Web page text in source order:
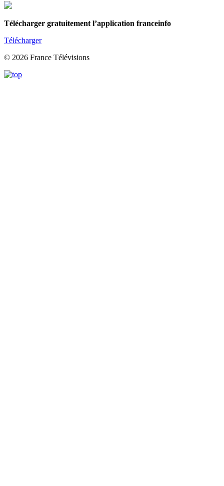
Télécharger gratuitement l’application franceinfo
Télécharger
© 2026 France Télévisions